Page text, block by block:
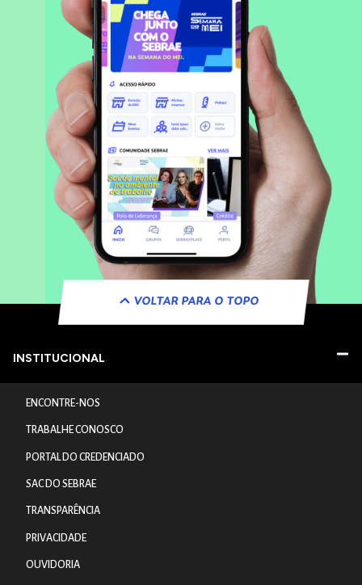
VOLTAR PARA O TOPO
INSTITUCIONAL
ENCONTRE-NOS
TRABALHE CONOSCO
PORTAL DO CREDENCIADO
SAC DO SEBRAE
TRANSPARÊNCIA
PRIVACIDADE
OUVIDORIA